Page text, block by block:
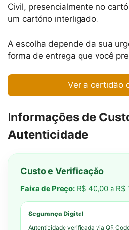
Civil, presencialmente no
um cartório interligado.
A escolha depende da sua
forma de entrega que você
Ver a certidão
Informações de
Autenticidade
Custo e Verificação
Faixa de Preço: R$ 40,00 a R$
Segurança Digital
Autenticidade verificada via QR